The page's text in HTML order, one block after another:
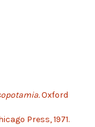
Oxford
Press, 1971.